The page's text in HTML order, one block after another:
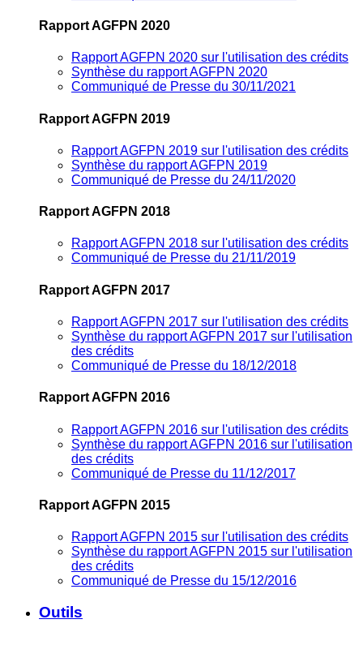
Rapport AGFPN 2020
Rapport AGFPN 2020 sur l'utilisation des crédits
Synthèse du rapport AGFPN 2020
Communiqué de Presse du 30/11/2021
Rapport AGFPN 2019
Rapport AGFPN 2019 sur l'utilisation des crédits
Synthèse du rapport AGFPN 2019
Communiqué de Presse du 24/11/2020
Rapport AGFPN 2018
Rapport AGFPN 2018 sur l'utilisation des crédits
Communiqué de Presse du 21/11/2019
Rapport AGFPN 2017
Rapport AGFPN 2017 sur l'utilisation des crédits
Synthèse du rapport AGFPN 2017 sur l'utilisation
des crédits
Communiqué de Presse du 18/12/2018
Rapport AGFPN 2016
Rapport AGFPN 2016 sur l'utilisation des crédits
Synthèse du rapport AGFPN 2016 sur l'utilisation
des crédits
Communiqué de Presse du 11/12/2017
Rapport AGFPN 2015
Rapport AGFPN 2015 sur l'utilisation des crédits
Synthèse du rapport AGFPN 2015 sur l'utilisation
des crédits
Communiqué de Presse du 15/12/2016
Outils